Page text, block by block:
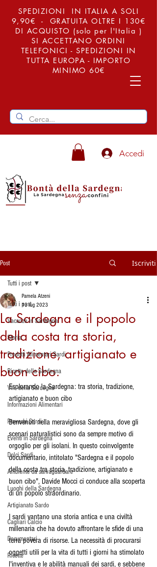
SPEDIZIONI IN ITALIA A SOLI
9,90€ - GRATUITA OLTRE I 130€
DI ACQUISTO (solo per l'Italia )
SI ACCETTANO ORDINI
TELEFONICI - SPEDIZIONI IN
TUTTA EUROPA - IMPORTO
MINIMO 60€
Accedi
Post Iscriviti
Tutti i post
Vacanze in Sardegna
Storia
Prodotti Alimentari Sardi
Ricette della Sardegna
Vini della Sardegna
Informazioni Alimentari
Proverbi Sardi
Eventi in Sardegna
Dolci Sardi
Ambiente da salvaguardare
Luoghi della Sardegna
Artigianato Sardo
Cagliari Calcio
Documentari
Ricette
Tutti i post
La Sardegna e il popolo
della costa tra storia,
tradizione, artigianato e
buon cibo.
Pamela Atzeni
13 lug 2023
Esplorando la Sardegna: tra storia, tradizione,
artigianato e buon cibo
Benvenuti nella meravigliosa Sardegna, dove gli
scenari naturalistici sono da sempre motivo di
orgoglio per gli isolani. In questo coinvolgente
documentario, intitolato "Sardegna e il popolo
della costa tra storia, tradizione, artigianato e
buon cibo", Davide Mocci ci conduce alla scoperta
di un popolo straordinario.
I sardi vantano una storia antica e una civiltà
millenaria che ha dovuto affrontare le sfide di una
terra povera di risorse. La necessità di procurarsi
oggetti utili per la vita di tutti i giorni ha stimolato
l'inventiva e le abilità manuali dei sardi, e sebbene